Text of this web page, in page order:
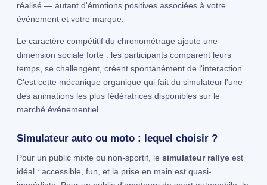
réalisé — autant d'émotions positives associées à votre
événement et votre marque.
Le caractère compétitif du chronométrage ajoute une
dimension sociale forte : les participants comparent leurs
temps, se challengent, créent spontanément de l'interaction.
C'est cette mécanique organique qui fait du simulateur l'une
des animations les plus fédératrices disponibles sur le
marché événementiel.
Simulateur auto ou moto : lequel choisir ?
Pour un public mixte ou non-sportif, le simulateur rallyeest
idéal : accessible, fun, et la prise en main est quasi-